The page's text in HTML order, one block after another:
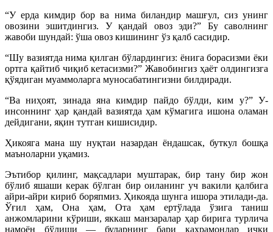
“У ерда кимдир бор ва нима биландир машғул, сиз унинг
овозини эшитдингиз. У қандай овоз эди?” Бу саволнинг
жавоби шундай: ўша овоз кишининг ўз қалб сасидир.
“Шу вазиятда нима қилган бўлардингиз: ёнига борасизми ёки
ортга қайтиб чиқиб кетасизми?” Жавобингиз ҳаёт олдингизга
қўядиган муаммоларга муносабатингизни билдиради.
“Ва ниҳоят, зинада яна кимдир пайдо бўлди, ким у?” У-
инсоннинг ҳар қандай вазиятда ҳам кўмагига ишона оламан
дейдигани, яқин тутган кишисидир.
Ҳикояга мана шу нуқтаи назардан ёндашсак, буткул бошқа
маъноларни уқамиз.
Эътибор қилинг, мақсадлари муштарак, бир тану бир жон
бўлиб яшаши керак бўлган бир оиланинг уч вакили қалбига
айри-айри кириб боряпмиз. Ҳикояда шунга ишора этилади-да.
Ўғил ҳам, Она ҳам, Ота ҳам ертўлада ўзига таниш
анжомларини кўриши, яккаш манзаралар ҳар бирига турлича
намоён бўлиши — буларнинг бари қаҳрамонлар ички